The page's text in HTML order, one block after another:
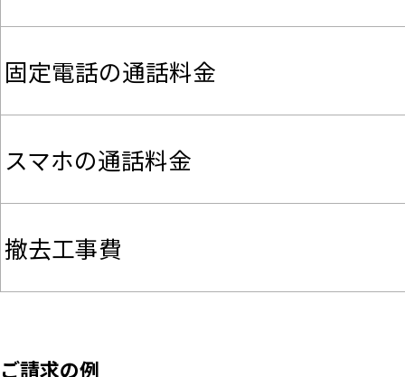
固定電話の通話料金
スマホの通話料金
撤去工事費
ご請求の例